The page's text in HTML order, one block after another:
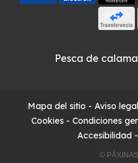
Pesca de
Mapa del sitio - Aviso legal
Cookies - Condiciones
Accesibilidad-
©